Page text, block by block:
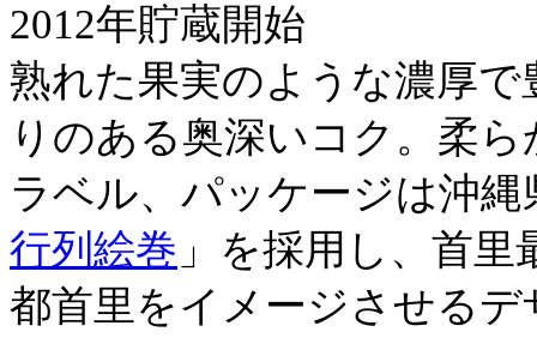
2012年貯蔵開始
熟れた果実のような濃厚
りのある奥深いコク。柔
ラベル、パッケージは沖
行列絵巻 」を採用し、首
都首里をイメージさせる